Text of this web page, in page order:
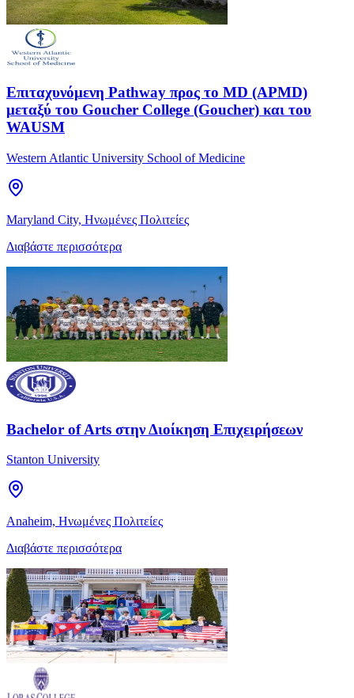
Επιταχυνόμενη Pathway προς το MD (APMD)
μεταξύ του Goucher College (Goucher) και του
WAUSM
Western Atlantic University School of Medicine
Maryland City, Ηνωμένες Πολιτείες
Διαβάστε περισσότερα
Bachelor of Arts στην Διοίκηση Επιχειρήσεων
Stanton University
Anaheim, Ηνωμένες Πολιτείες
Διαβάστε περισσότερα